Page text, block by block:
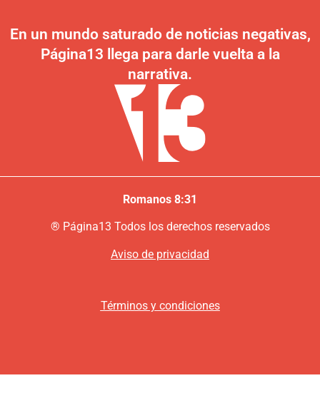
En un mundo saturado de noticias negativas,
Página13 llega para darle vuelta a la
narrativa.
Romanos 8:31
® Página13 Todos los derechos reservados
Aviso de privacidad
Términos y condiciones